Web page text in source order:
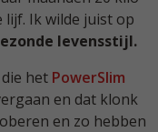
lijf. Ik wilde juist op
levensstijl.
het PowerSlim
en dat klonk
en zo hebben